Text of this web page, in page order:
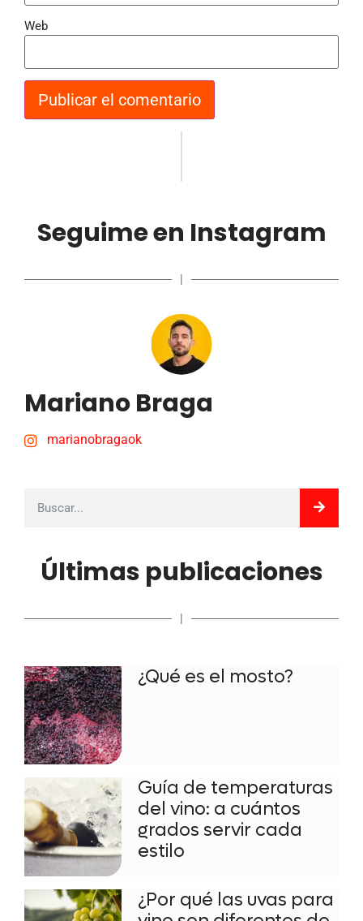
Web
Seguime en Instagram
|
Mariano Braga
marianobragaok
Últimas publicaciones
|
¿Qué es el mosto?
Guía de temperaturas
del vino: a cuántos
grados servir cada
estilo
¿Por qué las uvas para